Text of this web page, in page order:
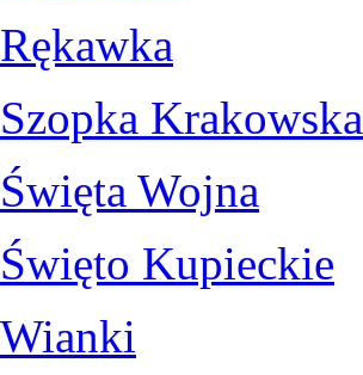
Rękawka
Szopka Krakowska
Święta Wojna
Święto Kupieckie
Wianki